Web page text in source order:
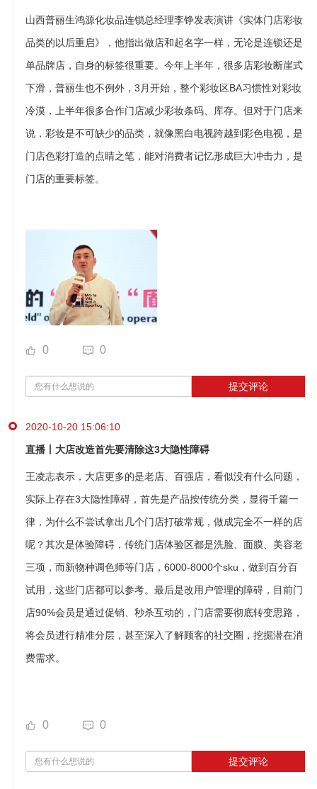
山西普丽生鸿源化妆品连锁总经理李铮发表演讲《实体门店彩妆
品类的以后重启》，他指出做店和起名字一样，无论是连锁还是
单品牌店，自身的标签很重要。今年上半年，很多店彩妆断崖式
下滑，普丽生也不例外，3月开始，整个彩妆区BA习惯性对彩妆
冷漠，上半年很多合作门店减少彩妆条码、库存。但对于门店来
说，彩妆是不可缺少的品类，就像黑白电视跨越到彩色电视，是
门店色彩打造的点睛之笔，能对消费者记忆形成巨大冲击力，是
门店的重要标签。
0 0
提交评论
2020-10-20 15:06:10
直播丨大店改造首先要清除这3大隐性障碍
王凌志表示，大店更多的是老店、百强店，看似没有什么问题，
实际上存在3大隐性障碍，首先是产品按传统分类，显得千篇一
律，为什么不尝试拿出几个门店打破常规，做成完全不一样的店
呢？其次是体验障碍，传统门店体验区都是洗脸、面膜、美容老
三项，而新物种调色师等门店，6000-8000个sku，做到百分百
试用，这些门店都可以参考。最后是改用户管理的障碍，目前门
店90%会员是通过促销、秒杀互动的，门店需要彻底转变思路，
将会员进行精准分层，甚至深入了解顾客的社交圈，挖掘潜在消
费需求。
0 0
提交评论